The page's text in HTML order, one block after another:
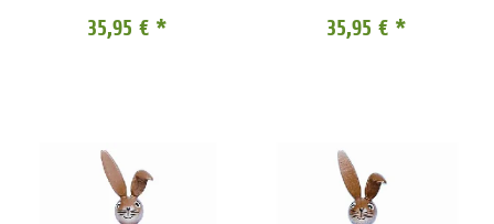
35,95 € * 35,95 € *